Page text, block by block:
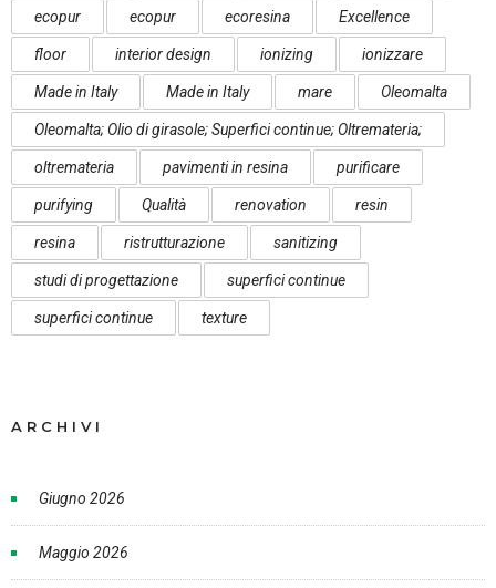
ecopur ecopur ecoresina Excellence
floor interior design ionizing ionizzare
Made in Italy Made in Italy mare Oleomalta
Oleomalta; Olio di girasole; Superfici continue; Oltremateria;
oltremateria pavimenti in resina purificare
purifying Qualità renovation resin
resina ristrutturazione sanitizing
studi di progettazione superfici continue
superfici continue texture
ARCHIVI
Giugno 2026
Maggio 2026